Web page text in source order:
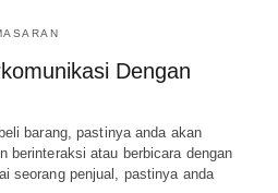
Dengan
barang, pastinya anda akan
berinteraksi atau berbicara dengan
seorang penjual, pastinya anda